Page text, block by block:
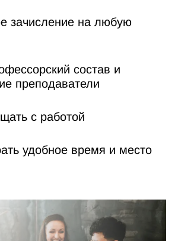
зачисление на любую
состав и
преподаватели
с работой
удобное время и место